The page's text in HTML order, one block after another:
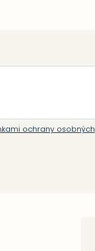
ochrany osobných